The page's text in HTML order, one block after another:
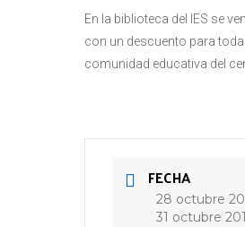
En la biblioteca del IES se
con un descuento para toda
comunidad educativa del
FECHA
28 octubre
31 octubre